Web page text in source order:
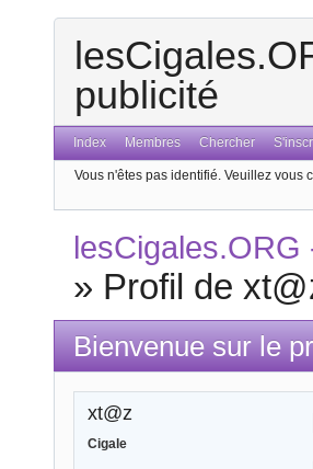
publicité
Index Membres Chercher
Vous n'êtes pas identifié. Veuillez vous
» Profil de
Bienvenue sur le
xt@z
Cigale